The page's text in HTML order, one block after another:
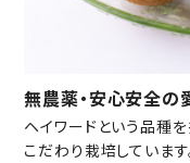
無農薬・安心安全の
ヘイワードという品種
こだわり栽培していま